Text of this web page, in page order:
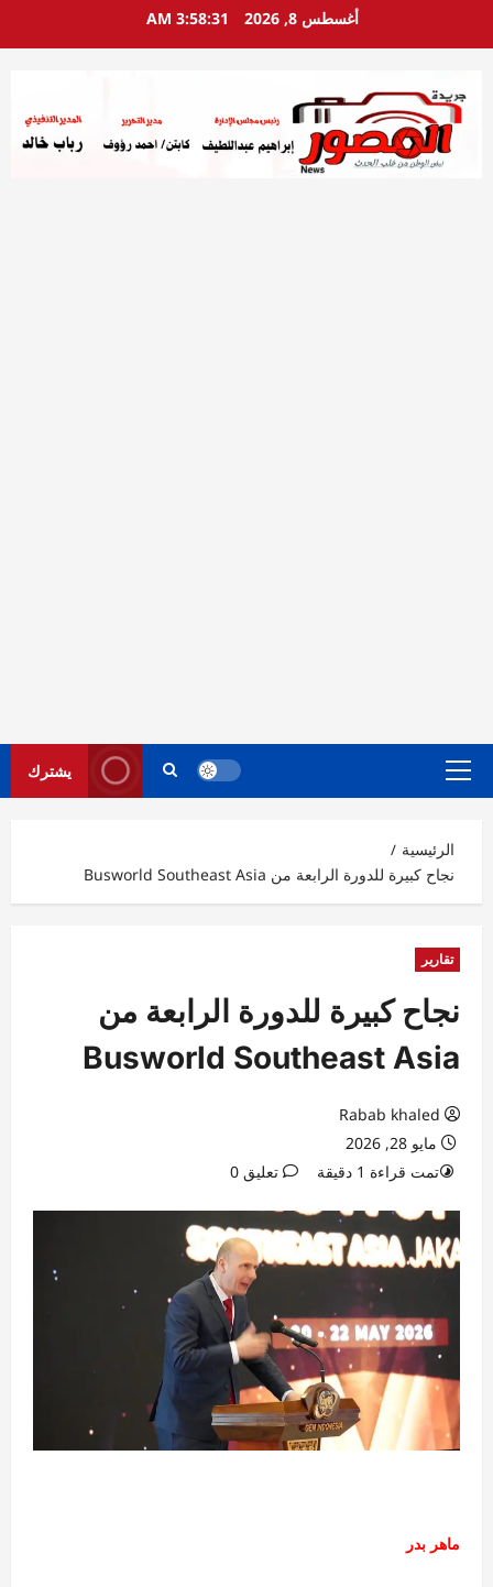
أغسطس 8, 2026 3:58:33 AM
القائمة
يشترك
الرئيسية
نجاح كبيرة للدورة الرابعة من Busworld Southeast Asia
تقارير
نجاح كبيرة للدورة الرابعة من
Busworld Southeast Asia
Rabab khaled
مايو 28, 2026
تمت قراءة 1 دقيقة
تعليق 0
ماهر بدر